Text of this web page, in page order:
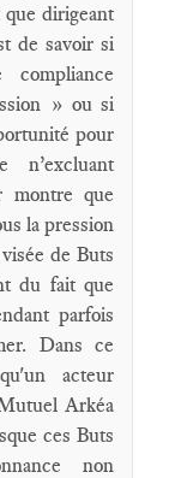
dirigeant
de savoir si
» ou si
pour
n’excluant
montre que
la pression
de Buts
du fait que
parfois
Dans ce
acteur
Arkéa
ces Buts
non